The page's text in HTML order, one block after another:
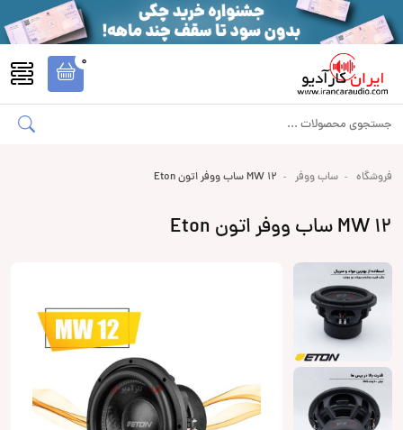
0
فروشگاه ساب ووفر MW 12 ساب ووفر اتون Eton
MW 12 ساب ووفر اتون Eton